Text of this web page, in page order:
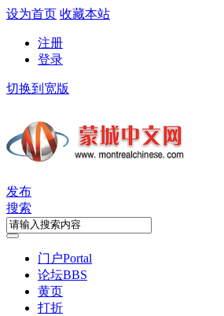
设为首页 收藏本站
注册
登录
切换到宽版
发布
搜索
门户Portal
论坛BBS
黄页
打折